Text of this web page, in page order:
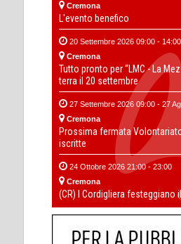
Cremona
L'evento benefico
20 Settembre 2026 09:00 - 14:00
Cremona
Tutto pronto per “LMC - La
terra il 20 settembre
27 Settembre 2026 09:00 - 27
Cremona
Prossima fermata
iscritte
24 Ottobre 2026 21:00 - 23:00
Cremona
(CR) I Cordigliera festeggiano